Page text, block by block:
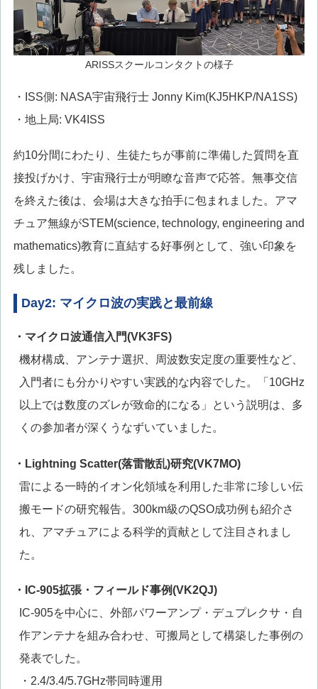
ARISSスクールコンタクトの様子
・ISS側: NASA宇宙飛行士 Jonny Kim(KJ5HKP/NA1SS)
・地上局: VK4ISS
約10分間にわたり、生徒たちが事前に準備した質問を直
接投げかけ、宇宙飛行士が明瞭な音声で応答。無事交信
を終えた後は、会場は大きな拍手に包まれました。アマ
チュア無線がSTEM(science, technology, engineering and
mathematics)教育に直結する好事例として、強い印象を
残しました。
Day2: マイクロ波の実践と最前線
・マイクロ波通信入門(VK3FS)
機材構成、アンテナ選択、周波数安定度の重要性など、
入門者にも分かりやすい実践的な内容でした。「10GHz
以上では数度のズレが致命的になる」という説明は、多
くの参加者が深くうなずいていました。
・Lightning Scatter(落雷散乱)研究(VK7MO)
雷による一時的イオン化領域を利用した非常に珍しい伝
搬モードの研究報告。300km級のQSO成功例も紹介さ
れ、アマチュアによる科学的貢献として注目されまし
た。
・IC-905拡張・フィールド事例(VK2QJ)
IC-905を中心に、外部パワーアンプ・デュプレクサ・自
作アンテナを組み合わせ、可搬局として構築した事例の
発表でした。
・2.4/3.4/5.7GHz帯同時運用